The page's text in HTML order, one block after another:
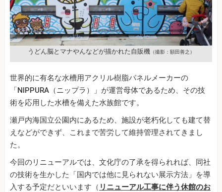
うどん脳とマナやんなどが描かれた自販機（撮影：額田善之）
世界的に有名な水槽用アクリル樹脂パネルメーカーの
「NIPPURA（ニップラ）」が運営母体であるため、その技
術を応用した水槽を備えた水族館です。
瀬戸内海国立公園内にあるため、施設が老朽化しても建て替
えなどができず、これまで苦労して維持管理されてきまし
た。
今回のリニューアルでは、文化庁の了承を得られれば、同社
の技術を生かした「国内では他に見られない展示方法」を導
入する予定だといいます（ リニューアル工事に伴う休館のお